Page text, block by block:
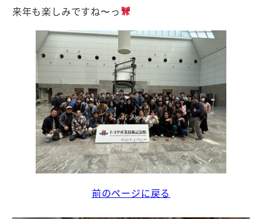
来年も楽しみですね〜っ
前のページに戻る